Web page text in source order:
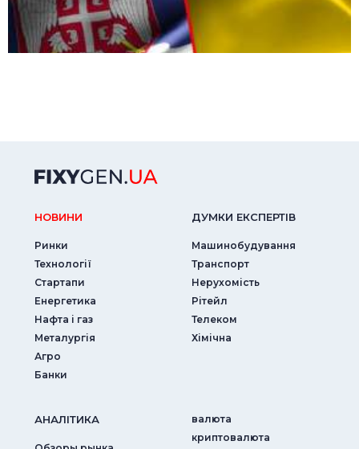
НОВИНИ
Ринки
Технології
Стартапи
Енергетика
Нафта і газ
Металургія
Агро
Банки
ДУМКИ ЕКСПЕРТIВ
Машинобудування
Транспорт
Нерухомість
Рітейл
Телеком
Хімічна
АНАЛIТИКА
валюта
криптовалюта